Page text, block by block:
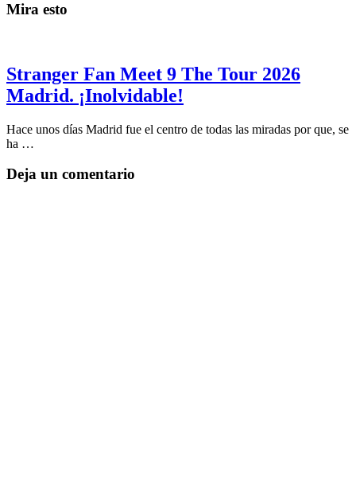
Mira esto
Stranger Fan Meet 9 The Tour 2026
Madrid. ¡Inolvidable!
Hace unos días Madrid fue el centro de todas las miradas por que, se
ha …
Deja un comentario